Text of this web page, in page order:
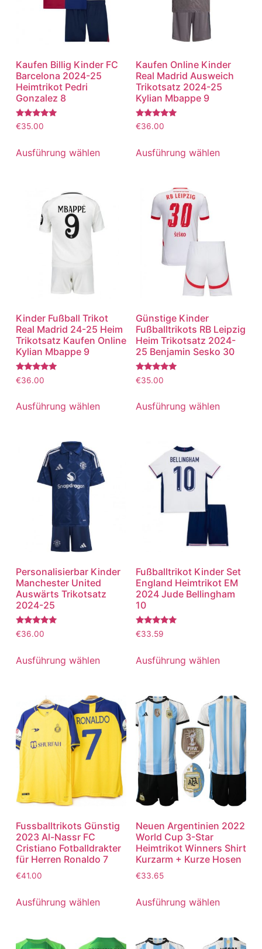
Kaufen Billig Kinder FC
Barcelona 2024-25
Heimtrikot Pedri
Gonzalez 8
Bewertet
mit
von 5
€35.00
Ausführung wählen
Kaufen Online Kinder
Real Madrid Ausweich
Trikotsatz 2024-25
Kylian Mbappe 9
Bewertet
mit
von 5
€36.00
Ausführung wählen
Kinder Fußball Trikot
Real Madrid 24-25 Heim
Trikotsatz Kaufen Online
Kylian Mbappe 9
Bewertet
mit
von 5
€36.00
Ausführung wählen
Günstige Kinder
Fußballtrikots RB Leipzig
Heim Trikotsatz 2024-
25 Benjamin Sesko 30
Bewertet
mit
von 5
€35.00
Ausführung wählen
Personalisierbar Kinder
Manchester United
Auswärts Trikotsatz
2024-25
Bewertet
mit
von 5
€36.00
Ausführung wählen
Fußballtrikot Kinder Set
England Heimtrikot EM
2024 Jude Bellingham
10
Bewertet
mit
von 5
€33.59
Ausführung wählen
Fussballtrikots Günstig
2023 Al-Nassr FC
Cristiano Fotballdrakter
für Herren Ronaldo 7
€41.00
Ausführung wählen
Neuen Argentinien 2022
World Cup 3-Star
Heimtrikot Winners Shirt
Kurzarm + Kurze Hosen
€33.65
Ausführung wählen